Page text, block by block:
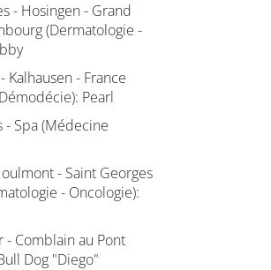
- Hosingen - Grand
(Dermatologie -
Kalhausen - France
Pearl
- Spa (Médecine
- Saint Georges
- Oncologie):
- Comblain au Pont
Dog "Diego"